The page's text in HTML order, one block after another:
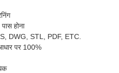
होना
DWG, STL, PDF, ETC.
पर 100%